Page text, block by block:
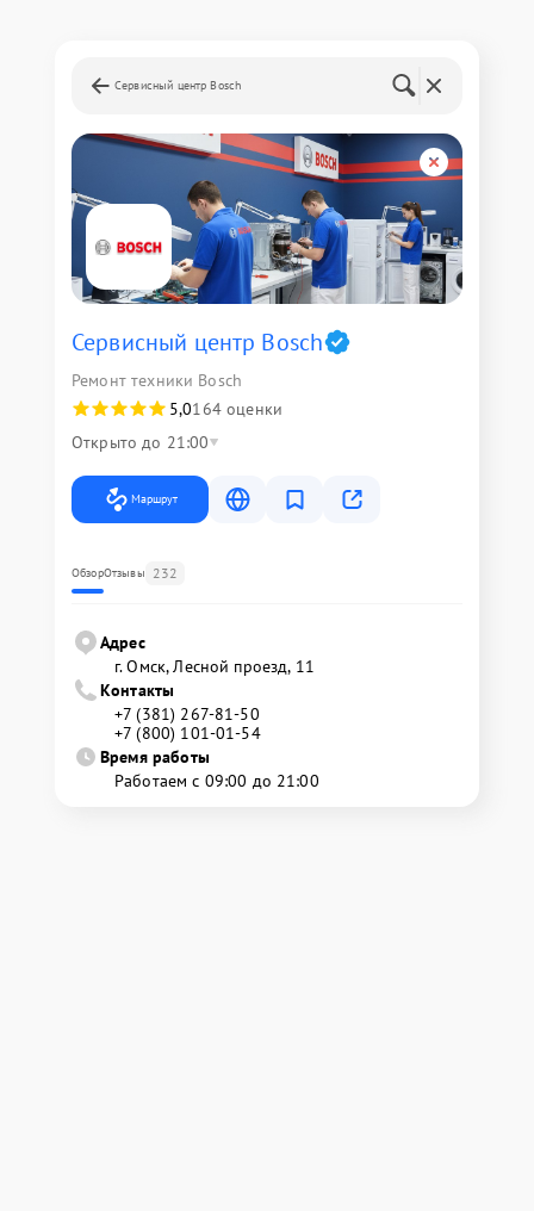
Сервисный центр Bosch
Сервисный центр Bosch
Ремонт техники Bosch
5,0164 оценки
Открыто до 21:00
Маршрут
ОбзорОтзывы 232
Адрес
г. Омск, ​Лесной проезд, 11
Контакты
+7 (381) 267-81-50
+7 (800) 101-01-54
Время работы
Работаем с 09:00 до 21:00